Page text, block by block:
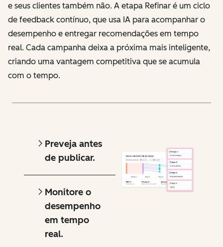
e seus clientes também não. A etapa Refinar é um ciclo
de feedback contínuo, que usa IA para acompanhar o
desempenho e entregar recomendações em tempo
real. Cada campanha deixa a próxima mais inteligente,
criando uma vantagem competitiva que se acumula
com o tempo.
Preveja antes
de publicar.
Monitore o
desempenho
em tempo
real.